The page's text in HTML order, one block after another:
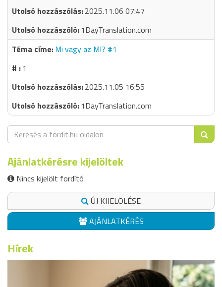
2025.11.06 07:47
1DayTranslation.com
Mi vagy az MI? #1
1
2025.11.05 16:55
1DayTranslation.com
Ajánlatkérésre kijelöltek
Nincs kijelölt fordító
ÚJ KIJELÖLÉSE
AJÁNLATKÉRÉS
Hírek